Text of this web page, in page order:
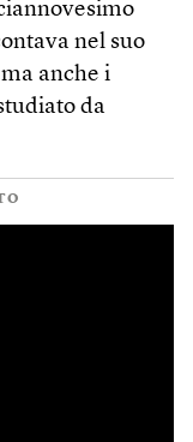
nel suo
anche i
da